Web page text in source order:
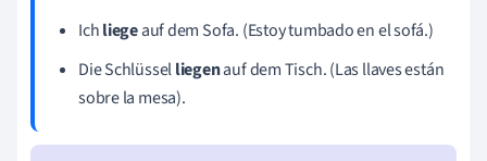
Ichliegeauf dem Sofa. (Estoy tumbado en el sofá.)
Die Schlüsselliegenauf dem Tisch. (Las llaves están
sobre la mesa).